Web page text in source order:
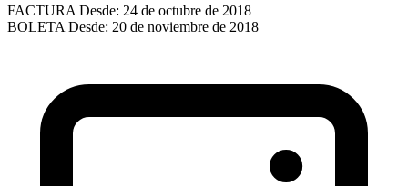
FACTURA Desde: 24 de octubre de 2018
BOLETA Desde: 20 de noviembre de 2018